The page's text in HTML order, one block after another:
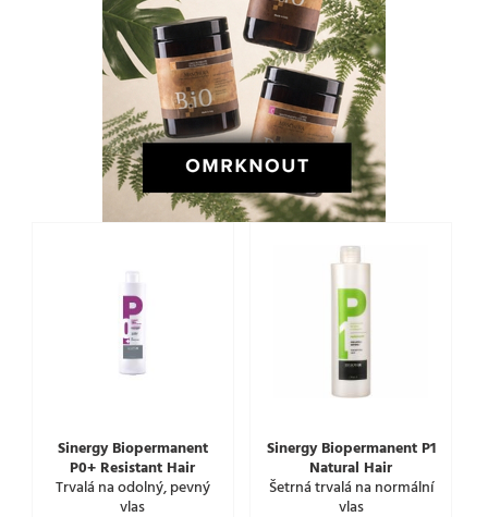
Sinergy Biopermanent
P0+ Resistant Hair
Trvalá na odolný, pevný
vlas
Sinergy Biopermanent P1
Natural Hair
Šetrná trvalá na normální
vlas